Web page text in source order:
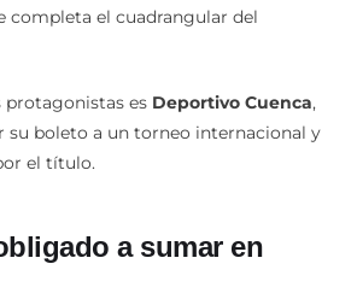
completa el cuadrangular del
protagonistas es Deportivo Cuenca,
su boleto a un torneo internacional y
el título.
a sumar en